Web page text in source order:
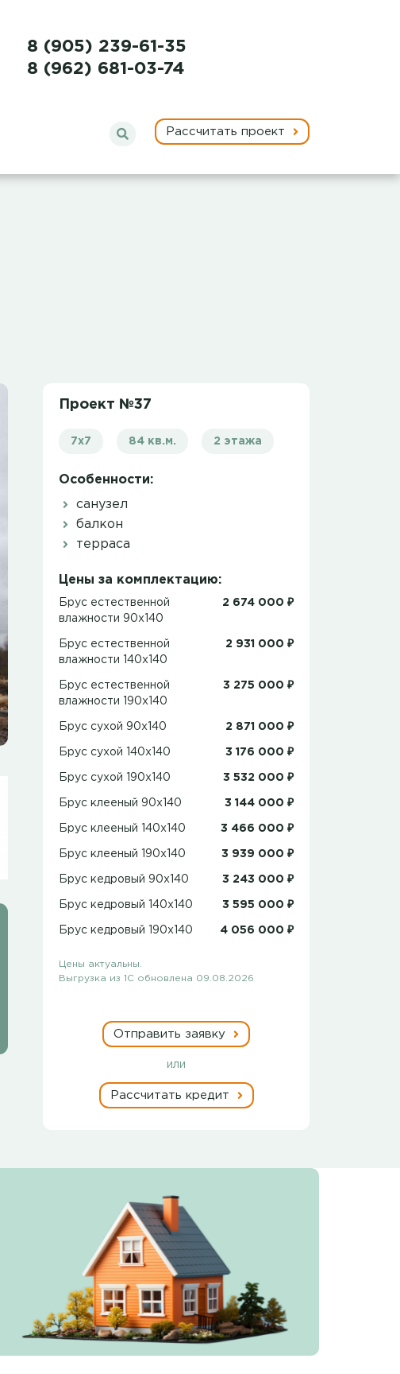
8 (905) 239-61-35
8 (962) 681-03-74
Рассчитать проект
Проект №37
7x7 84 кв.м. 2 этажа
Особенности:
санузел
балкон
терраса
Цены за комплектацию:
Брус естественной
влажности 90x140
2 674 000 ₽
Брус естественной
влажности 140x140
2 931 000 ₽
Брус естественной
влажности 190x140
3 275 000 ₽
Брус сухой 90x140 2 871 000 ₽
Брус сухой 140x140 3 176 000 ₽
Брус сухой 190x140 3 532 000 ₽
Брус клееный 90x140 3 144 000 ₽
Брус клееный 140x140 3 466 000 ₽
Брус клееный 190x140 3 939 000 ₽
Брус кедровый 90x140 3 243 000 ₽
Брус кедровый 140x140 3 595 000 ₽
Брус кедровый 190x140 4 056 000 ₽
Цены актуальны.
Выгрузка из 1С обновлена 09.08.2026
Отправить заявку
или
Рассчитать кредит